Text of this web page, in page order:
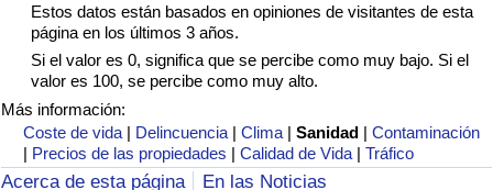
Estos datos están basados en opiniones de visitantes de esta
página en los últimos 3 años.
Si el valor es 0, significa que se percibe como muy bajo. Si el
valor es 100, se percibe como muy alto.
Más información:
Coste de vida | Delincuencia |Clima |Sanidad |Contaminación
| Precios de las propiedades |Calidad de Vida |Tráfico
Acerca de esta página En las Noticias
Índice de Contaminación (Actual)
Índice de contaminación
Índice de Contaminación por País